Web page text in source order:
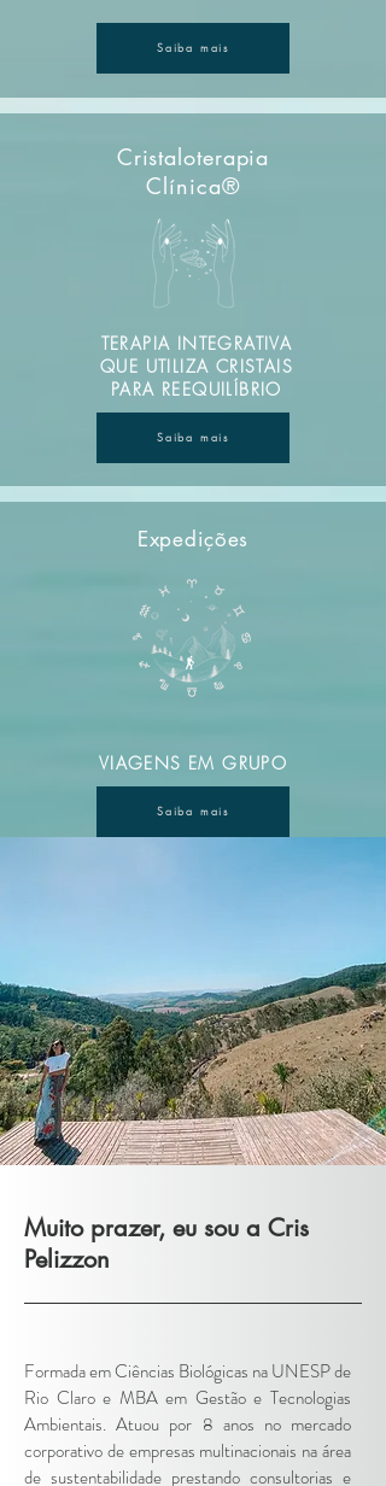
Saiba mais
Cristaloterapia
Clínica®
TERAPIA INTEGRATIVA
QUE UTILIZA CRISTAIS
PARA REEQUILÍBRIO
Saiba mais
Expedições
VIAGENS EM GRUPO
Saiba mais
PARA APRENDER SOBRE
A ENERGIA DOS CRISTAIS
Muito prazer, eu sou a Cris
Pelizzon
Formada em Ciências Biológicas na UNESP de
Rio Claro e MBA em Gestão e Tecnologias
Ambientais. Atuou por 8 anos no mercado
corporativo de empresas multinacionais na área
de sustentabilidade prestando consultorias e